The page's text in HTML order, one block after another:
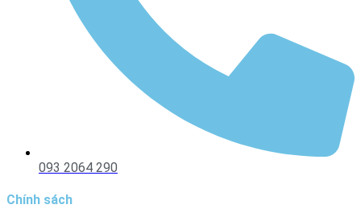
093 2064 290
Chính sách